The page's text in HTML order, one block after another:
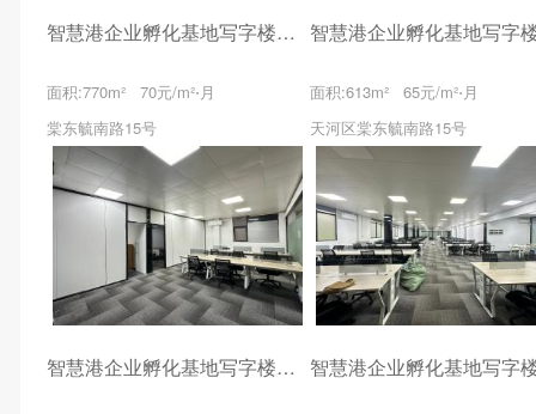
智慧港企业孵化基地写字楼出租
面积:770m² 70元/m²⋅月
棠东毓南路15号
面积:613m² 65元/m²⋅月
天河区棠东毓南路15号
智慧港企业孵化基地写字楼出租